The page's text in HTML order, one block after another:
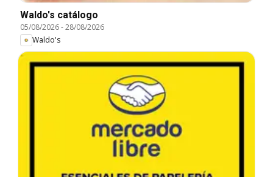
Waldo's catálogo
05/08/2026-28/08/2026
Waldo's